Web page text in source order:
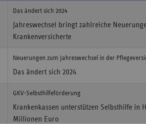
Das ändert sich 2024
Jahreswechsel bringt zahlreiche
Krankenversicherte
Neuerungen zum Jahreswechsel in der
Das ändert sich 2024
GKV-Selbsthilfeförderung
Krankenkassen unterstützen Selbsthilfe in
Millionen Euro